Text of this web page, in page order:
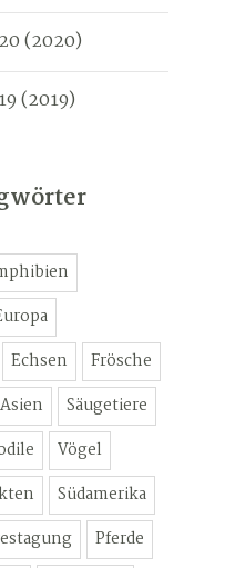
(2020)
(2019)
Echsen
Frösche
Asien
Säugetiere
Vögel
Südamerika
Pferde